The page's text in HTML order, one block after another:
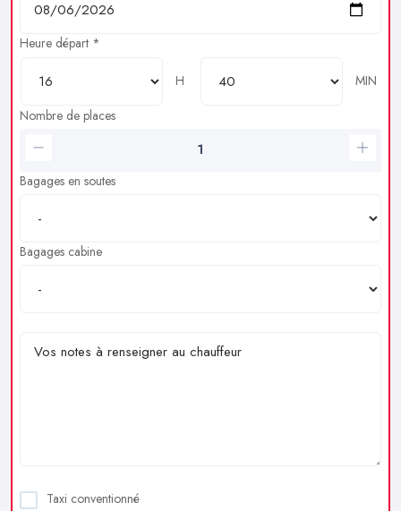
Heure départ *
H
MIN
Nombre de places
Bagages en soutes
Bagages cabine
Taxi conventionné